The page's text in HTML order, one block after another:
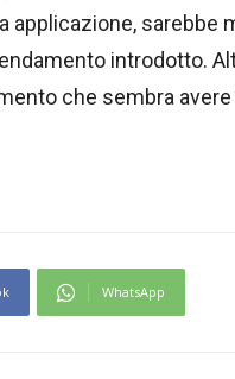
applicazione, sarebbe
introdotto.
che sembra
WhatsApp